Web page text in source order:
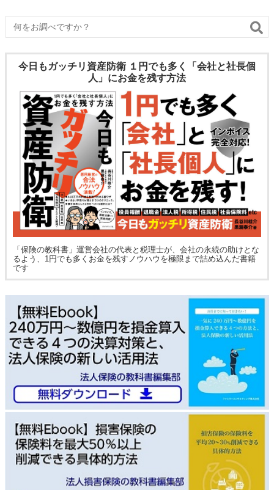
今日もガッチリ資産防衛 １円でも多く「会社と社長個
人」にお金を残す方法
「保険の教科書」運営会社の代表と税理士が、会社の永続の助けとな
るよう、1円でも多くお金を残すノウハウを極限まで詰め込んだ書籍
です